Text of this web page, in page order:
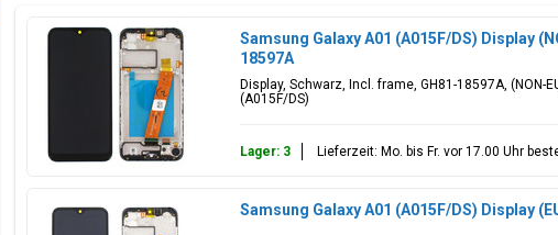
Samsung Galaxy A01
SM-A015F, SM-A015F/DS,
SM-A015G, SM-A015G/DS,
SM-A015T1, SM-S111DL,
Black,
SIM-Kartenhalter und Klebeband Aufkleber. Sie suchen ein anderesGalaxy A
Samsung Galaxy A01 (A015F/DS) Display
18597A
Display, Schwarz, Incl. frame, GH81-18597A, (NON-
(A015F/DS)
Lager: 3 Lieferzeit: Mo. bis Fr. vor 17.00 Uhr
Samsung Galaxy A01 (A015F/DS) Display